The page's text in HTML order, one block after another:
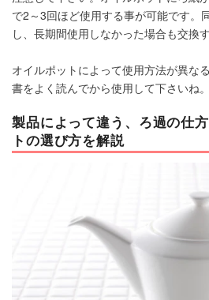
で2～3回ほど使用する事が可能です。
し、長期間使用しなかった場合も交換
オイルポットによって使用方法が異な
書をよく読んでから使用して下さいね。
製品によって違う、ろ過の仕
トの選び方を解説